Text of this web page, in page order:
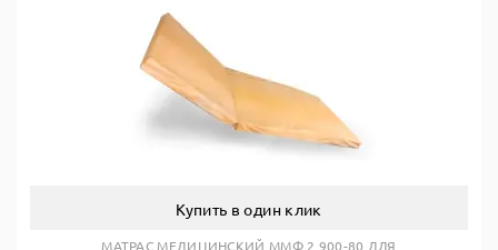
Купить в один клик
МАТРАС МЕДИЦИНСКИЙ ММФ 2 900-80 ДЛЯ